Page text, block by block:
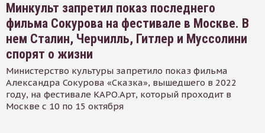
Минкульт запретил показ последнего
фильма Сокурова на фестивале в Москве. В
нем Сталин, Черчилль, Гитлер и Муссолини
спорят о жизни
Министерство культуры запретило показ фильма
Александра Сокурова «Сказка», вышедшего в 2022
году, на фестивале КАРО.Арт, который проходит в
Москве с 10 по 15 октября